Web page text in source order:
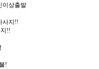
이상출발
!!